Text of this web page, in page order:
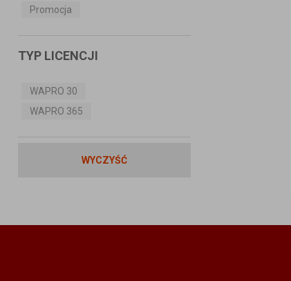
Promocja
TYP LICENCJI
WAPRO 30
WAPRO 365
WYCZYŚĆ